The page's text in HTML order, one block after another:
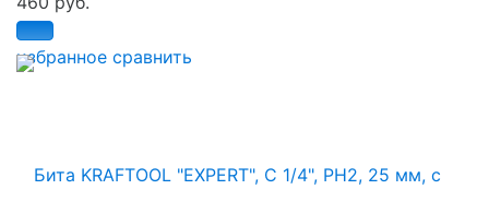
избранное сравнить